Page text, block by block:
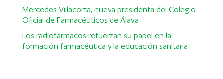
Mercedes Villacorta, nueva presidenta del Colegio
Oficial de Farmacéuticos de Álava
Los radiofármacos refuerzan su papel en la
formación farmacéutica y la educación sanitaria